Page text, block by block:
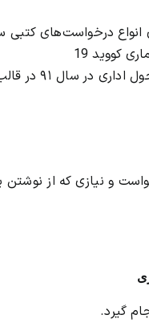
انواع درخواست‌های
کووید 19
در قالب فرمت پیوست…
و نیازی که از
گیرد.